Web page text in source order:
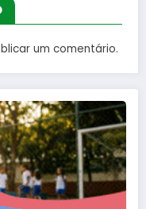
um comentário.